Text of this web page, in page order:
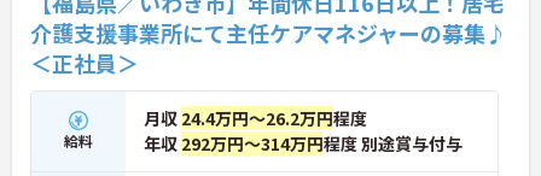
に取り入れ、在宅生活の質の向上と従業員の業務効
率化を両立する次世代型の介護サービスを追求して
いく方針です。安定した事業基盤と革新への意欲を
併せ持つ、長期的なキャリア形成に最適な法人で
★おすすめPOINT★
介護支援事業所にて主任ケアマネジャーの募集♪
＜正社員＞
給料
月収 24.4万円～26.2万円程度
年収 292万円～314万円程度 別途賞与付与